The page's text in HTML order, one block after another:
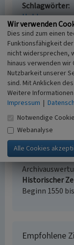
Schlagwörter
Hohlweg
Straße /
Schäpershof
Ort
40629
Gesetzlich
Ortsfestes
Fachsicht(en)
Keine Angabe
Auswertung
historischer
Historischer
Beginn 1550
Empfohlene
Wir verwenden
Dies sind zum einen
Funktionsfähigkeit
nicht widersprechen,
hinaus verwenden wir
Nutzbarkeit unserer
sind. Mit Anklicken
Weitere
Impressum |
Notwendige
Webanalyse